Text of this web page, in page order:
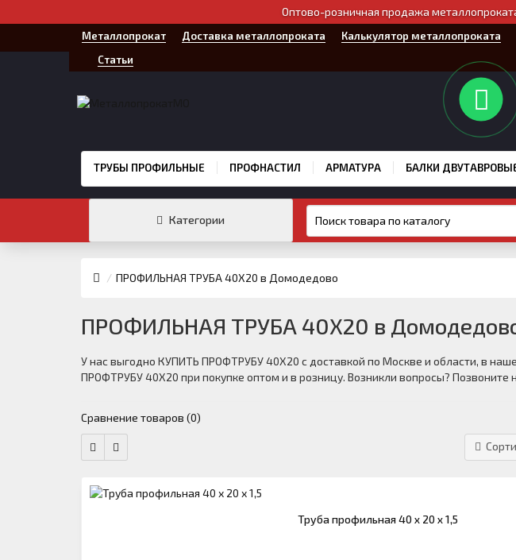
Оптово-розничная продажа
Металлопрокат Доставка металлопроката Калькулятор металлопроката
Статьи
ТРУБЫ ПРОФИЛЬНЫЕ ПРОФНАСТИЛ АРМАТУРА БАЛКИ
Категории
ПРОФИЛЬНАЯ ТРУБА 40Х20 в Домодедово
ПРОФИЛЬНАЯ ТРУБА 40Х20 в
У нас выгодно КУПИТЬ ПРОФТРУБУ 40Х20 с доставкой по Москве и области, в
ПРОФТРУБУ 40Х20 при покупке оптом и в розницу. Возникли вопросы?
Сравнение товаров (0)
Труба профильная 40 х 20 х 1,5